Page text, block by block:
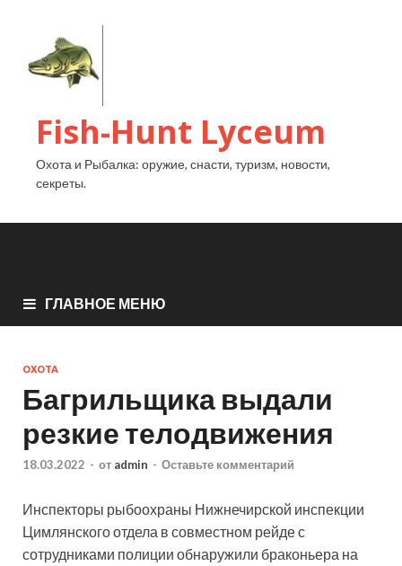
Fish-Hunt Lyceum
Охота и Рыбалка: оружие, снасти, туризм, новости,
секреты.
ГЛАВНОЕ МЕНЮ
ОХОТА
Багрильщика выдали
резкие телодвижения
18.03.2022 - от admin - Оставьте комментарий
Инспекторы рыбоохраны Нижнечирской инспекции
Цимлянского отдела в совместном рейде с
сотрудниками полиции обнаружили браконьера на